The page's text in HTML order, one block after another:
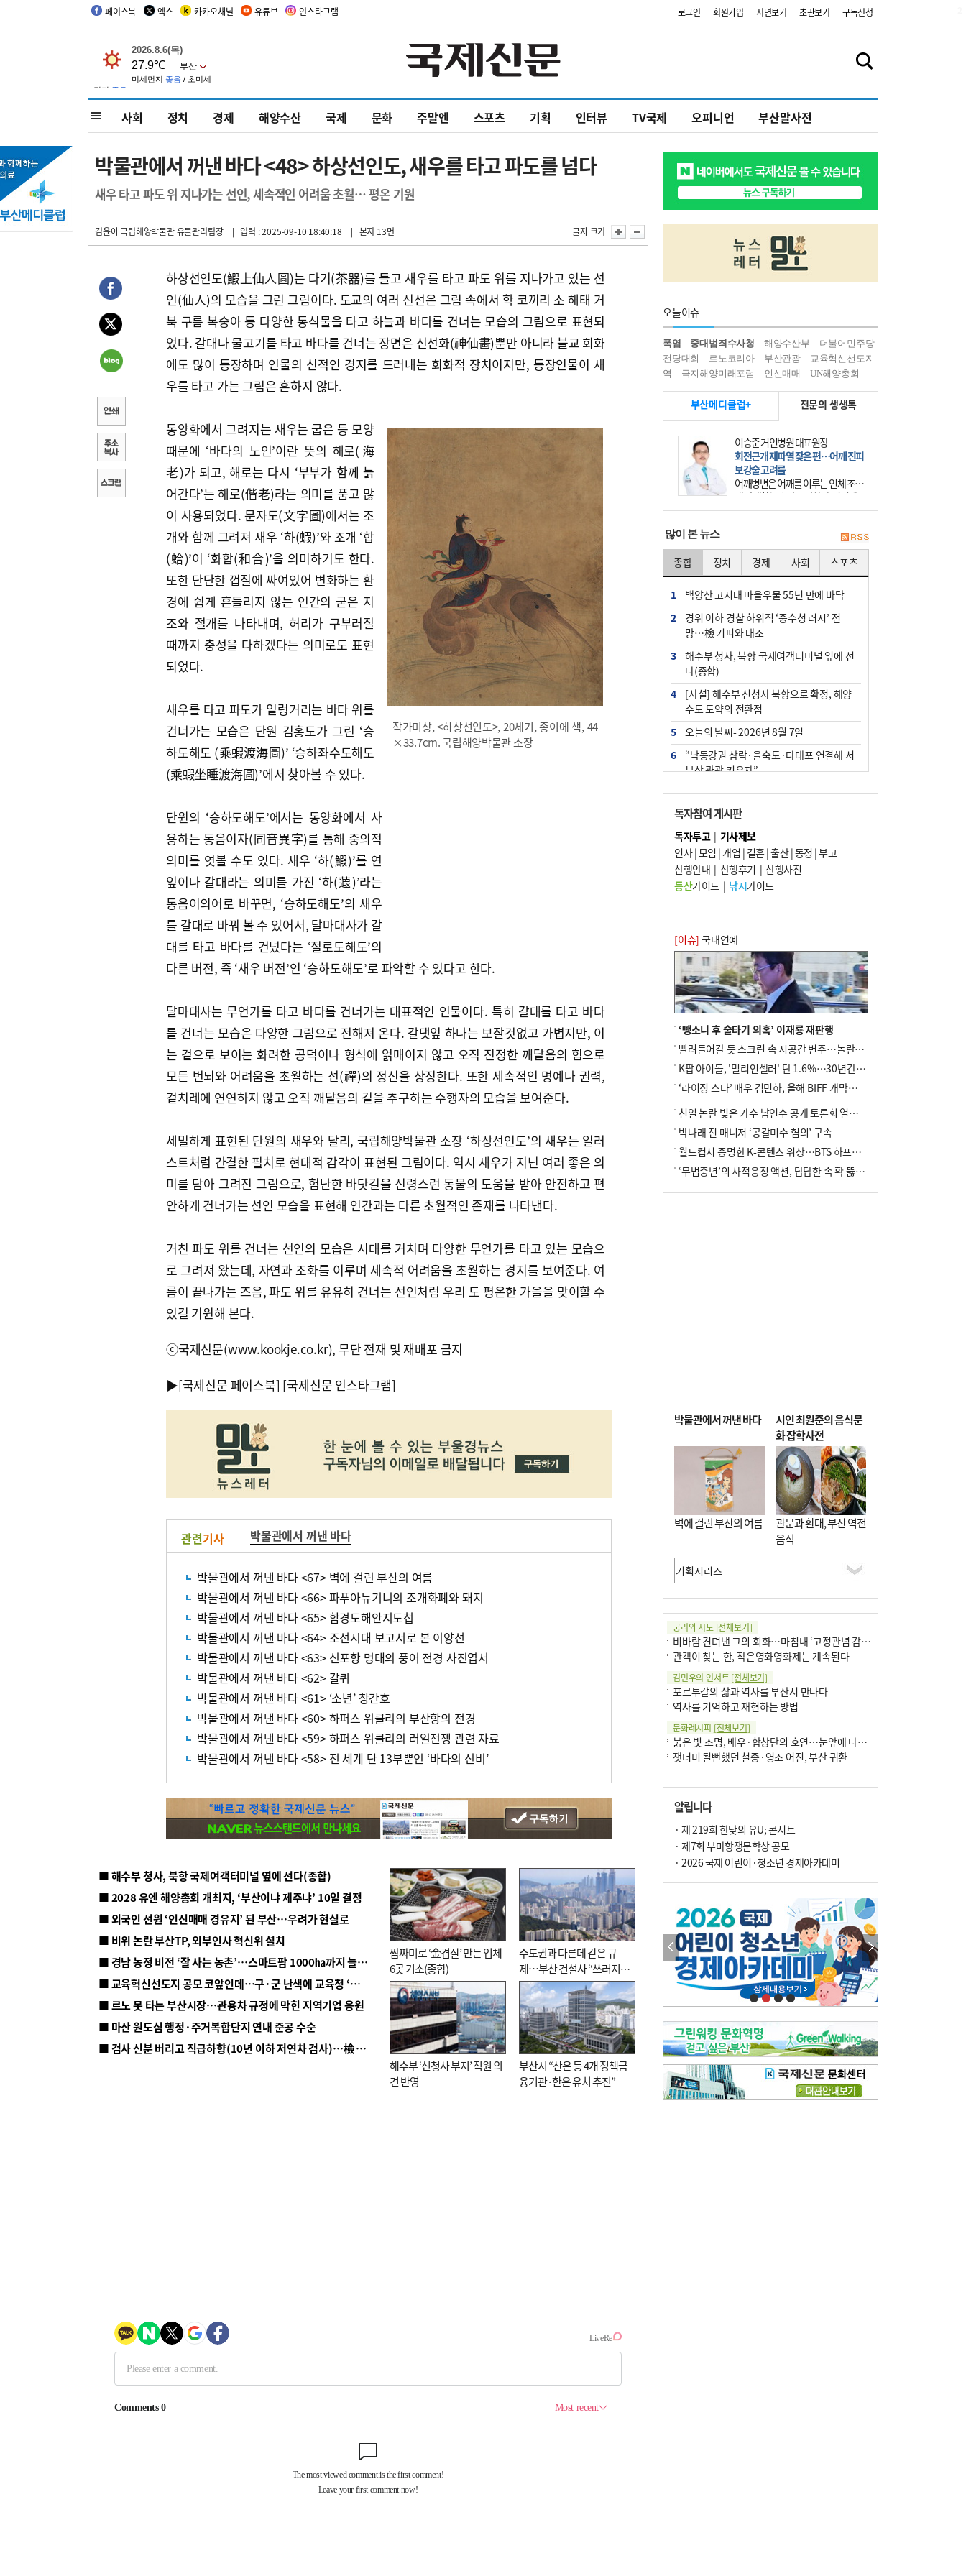
페이스북 엑스 카카오채널 유튜브 인스타그램 로그인 회원가입 지면보기 초판보기 구독신청
사회 정치 경제 해양수산 국제 문화 주말엔 스포츠 기획 인터뷰 TV국제 오피니언 부산말사전
박물관에서 꺼낸 바다 <48> 하상선인도, 새우를 타고 파도를 넘다
새우 타고 파도 위 지나가는 선인, 세속적인 어려움 초월… 평온 기원
김윤아 국립해양박물관 유물관리팀장 | 입력 : 2025-09-10 18:40:18 | 본지 13면 글자 크기
하상선인도(鰕上仙人圖)는 다기(茶器)를 들고 새우를 타고 파도 위를 지나가고 있는 선
인(仙人)의 모습을 그린 그림이다. 도교의 여러 신선은 그림 속에서 학 코끼리 소 해태 거
북 구름 복숭아 등 다양한 동식물을 타고 하늘과 바다를 건너는 모습의 그림으로 표현되
었다. 갈대나 물고기를 타고 바다를 건너는 장면은 신선화(神仙畵)뿐만 아니라 불교 회화
에도 많이 등장하며 인물의 신적인 경지를 드러내는 회화적 장치이지만, 등장인물이 새
우를 타고 가는 그림은 흔하지 않다.
작가미상, <하상선인도>, 20세기, 종이에 색, 44
×33.7cm. 국립해양박물관 소장
동양화에서 그려지는 새우는 굽은 등 모양
때문에 ‘바다의 노인’이란 뜻의 해로(海
老)가 되고, 해로는 다시 ‘부부가 함께 늙
어간다’는 해로(偕老)라는 의미를 품고 많
이 사용되었다. 문자도(文字圖)에서는 조
개와 함께 그려져 새우 ‘하(蝦)’와 조개 ‘합
(蛤)’이 ‘화합(和合)’을 의미하기도 한다.
또한 단단한 껍질에 싸여있어 변화하는 환
경에 쉽게 흔들리지 않는 인간의 굳은 지
조와 절개를 나타내며, 허리가 구부러질
때까지 충성을 다하겠다는 의미로도 표현
되었다.
새우를 타고 파도가 일렁거리는 바다 위를
건너가는 모습은 단원 김홍도가 그린 ‘승
하도해도 (乘蝦渡海圖)’ ‘승하좌수도해도
(乘蝦坐睡渡海圖)’에서 찾아볼 수 있다.
단원의 ‘승하도해도’에서는 동양화에서 사
용하는 동음이자(同音異字)를 통해 중의적
의미를 엿볼 수도 있다. 새우 ‘하(鰕)’를 연
잎이나 갈대라는 의미를 가진 ‘하(蕸)’라는
동음이의어로 바꾸면, ‘승하도해도’의 새우
를 갈대로 바꿔 볼 수 있어서, 달마대사가 갈
대를 타고 바다를 건넜다는 ‘절로도해도’의
다른 버전, 즉 ‘새우 버전’인 ‘승하도해도’로 파악할 수 있다고 한다.
달마대사는 무언가를 타고 바다를 건너가는 대표적인 인물이다. 특히 갈대를 타고 바다
를 건너는 모습은 다양한 그림으로 전해져 온다. 갈댓잎 하나는 보잘것없고 가볍지만, 이
는 겉으로 보이는 화려한 공덕이나 형식에 얽매이지 않고 오직 진정한 깨달음의 힘으로
모든 번뇌와 어려움을 초월하는 선(禪)의 정신을 상징한다. 또한 세속적인 명예나 권력,
겉치레에 연연하지 않고 오직 깨달음의 길을 추구하는 수행자의 모습을 보여준다.
세밀하게 표현된 단원의 새우와 달리, 국립해양박물관 소장 ‘하상선인도’의 새우는 일러
스트처럼 간결한 필치로 현대적 감각이 표현된 그림이다. 역시 새우가 지닌 여러 좋은 의
미를 담아 그려진 그림으로, 험난한 바닷길을 신령스런 동물의 도움을 받아 안전하고 편
안하게 건너가는 선인 모습을 표현해 인간과는 다른 초월적인 존재를 나타낸다.
거친 파도 위를 건너는 선인의 모습은 시대를 거치며 다양한 무언가를 타고 있는 모습으
로 그려져 왔는데, 자연과 조화를 이루며 세속적 어려움을 초월하는 경지를 보여준다. 여
름이 끝나가는 즈음, 파도 위를 유유히 건너는 선인처럼 우리 도 평온한 가을을 맞이할 수
있길 기원해 본다.
ⓒ국제신문(www.kookje.co.kr), 무단 전재 및 재배포 금지
▶[국제신문 페이스북] [국제신문 인스타그램]
관련기사 박물관에서 꺼낸 바다
박물관에서 꺼낸 바다 <67> 벽에 걸린 부산의 여름
박물관에서 꺼낸 바다 <66> 파푸아뉴기니의 조개화폐와 돼지
박물관에서 꺼낸 바다 <65> 함경도해안지도첩
박물관에서 꺼낸 바다 <64> 조선시대 보고서로 본 이양선
박물관에서 꺼낸 바다 <63> 신포항 명태의 풍어 전경 사진엽서
박물관에서 꺼낸 바다 <62> 갈퀴
박물관에서 꺼낸 바다 <61> ‘소년’ 창간호
박물관에서 꺼낸 바다 <60> 하퍼스 위클리의 부산항의 전경
박물관에서 꺼낸 바다 <59> 하퍼스 위클리의 러일전쟁 관련 자료
박물관에서 꺼낸 바다 <58> 전 세계 단 13부뿐인 ‘바다의 신비’
■ 해수부 청사, 북항 국제여객터미널 옆에 선다(종합)
■ 2028 유엔 해양총회 개최지, ‘부산이냐 제주냐’ 10일 결정
■ 외국인 선원 ‘인신매매 경유지’ 된 부산…우려가 현실로
■ 비위 논란 부산TP, 외부인사 혁신위 설치
■ 경남 농정 비전 ‘잘 사는 농촌’…스마트팜 1000㏊까지 늘린다
■ 교육혁신선도지 공모 코앞인데…구·군 난색에 교육청 ‘쩔쩔’
■ 르노 못 타는 부산시장…관용차 규정에 막힌 지역기업 응원
■ 마산 원도심 행정·주거복합단지 연내 준공 수순
■ 검사 신분 버리고 직급하향(10년 이하 저연차 검사)…檢 중수청행 기피
짬짜미로 ‘金겹살’ 만든 업체
6곳 기소(종합)
수도권과 다른데 같은 규
제…부산 건설사 “쓰러지기
직전”
해수부 ‘신청사 부지’ 직원 의
견 반영
부산시 “산은 등 4개 정책금
융기관·한은 유치 추진”
오늘이슈
폭염 중대범죄수사청 해양수산부
더불어민주당
전당대회
르노코리아 부산관광
교육혁신선도지
역
극지해양미래포럼 인신매매 UN해양총회
부산메디클럽+ 전문의 생생톡
이승준 거인병원 대표원장
회전근개 재파열 잦은 편…어깨 진피
보강술 고려를
어깨병변은 어깨를 이루는 인체 조직
에 발생하는 손상을 말한다. 여기에
는 오십견과 회전근개 증후군, 어깨
많이 본 뉴스
종합 정치 경제 사회 스포츠
1
백양산 고지대 마을우물 55년 만에 바닥
2
경위 이하 경찰 하위직 ‘중수청 러시’ 전
망…檢 기피와 대조
3
해수부 청사, 북항 국제여객터미널 옆에 선
다(종합)
4
[사설] 해수부 신청사 북항으로 확정, 해양
수도 도약의 전환점
5
오늘의 날씨- 2026년 8월 7일
6
“낙동강권 삼락·을숙도·다대포 연결해 서
부산 관광 키우자”
7
부울경 주말부터 비소식…‘극한 폭염’ 한풀
꺾일 듯
8
피란마을 67년 역사인데…전교생 24명 아
미초 통폐합 기로
9
교육혁신선도지 공모 코앞인데…구·군 난
색에 교육청 ‘쩔쩔’
10 부산 청소년 극지탐험대 8인, 열흘간 북극
구석구석 누빈다
독자참여 게시판
독자투고| 기사제보
인사|모임 | 개업 | 결혼|출산|동정 |부고
산행안내 | 산행후기 | 산행사진
등산가이드| 낚시가이드
[이슈] 국내연예
‘뺑소니 후 술타기 의혹’ 이재룡 재판행
빨려들어갈 듯 스크린 속 시공간 변주…놀란의 메시지는 ‘전쟁 속죄’
K팝 아이돌, '밀리언셀러' 단 1.6%…30년간 등장 1182개팀 전수조사
‘라이징 스타’ 배우 김민하, 올해 BIFF 개막식 사회자 확정
친일 논란 빚은 가수 남인수 공개 토론회 열린다.
박나래 전 매니저 ‘공갈미수 혐의’ 구속
월드컵서 증명한 K-콘텐츠 위상…BTS 하프타임쇼·정호연 트로피 세리머니
‘무법중년’의 사적응징 액션, 답답한 속 확 뚫어주네
박물관에서 꺼낸 바다
벽에 걸린 부산의 여름
시인 최원준의 음식문
화 잡학사전
관문과 환대, 부산 역전
음식
궁리와 시도 [전체보기]
비바람 견뎌낸 그의 회화…마침내 ‘고정관념 감옥’서 해방
관객이 찾는 한, 작은영화영화제는 계속된다
김민우의 인서트[전체보기]
포르투갈의 삶과 역사를 부산서 만나다
역사를 기억하고 재현하는 방법
문화레시피 [전체보기]
붉은 빛 조명, 배우·합창단의 호연…눈앞에 다가온 부산오페라하우스
잿더미 될뻔했던 철종·영조 어진, 부산 귀환
현실의 고통, 은유의 詩로 담다 外
달구비·여우비…다양한 비 이름 外
박현주의 책 이야기[전체보기]
세계유산 ‘한국의 갯벌’ 얼마나 알고 있나요
문재필-여름_저녁무렵의호수
이 한편의 시조[전체보기]
참선 /오기환
고향 /김진규
주말 영화 박스오피스[전체보기]
‘스파이더맨’ 개봉 5일 만에 300만 돌풍…박스오피스·예매율 동시 1위
‘호프’ 개봉 11일 만에 관객 300만…‘스파이더맨’ 예매율 68.8% 1위
오늘의 운세- [전체보기]
오늘의 운세- 2026년 8월 6일 (음 6월 24일)
오늘의 운세- 2026년 8월 5일 (음 6월 23일)
조해훈의 고전 속 이 문장 [전체보기]
입추 지났는데도 덥다며 신유안에게 보낸 박규수의 편지
알립니다
· 제 219회 한낮의 유U; 콘서트
· 제7회 부마항쟁문학상 공모
· 2026 국제 어린이·청소년 경제아카데미